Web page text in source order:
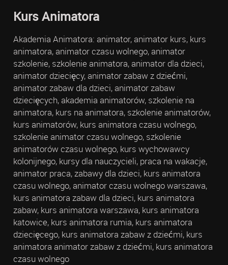
Kurs Animatora
Akademia Animatora: animator, animator kurs, kurs
animatora, animator czasu wolnego, animator
szkolenie, szkolenie animatora, animator dla dzieci,
animator dziecięcy, animator zabaw z dziećmi,
animator zabaw dla dzieci, animator zabaw
dziecięcych, akademia animatorów, szkolenie na
animatora, kurs na animatora, szkolenie animatorów,
kurs animatorów, kurs animatora czasu wolnego,
szkolenie animator czasu wolnego, szkolenie
animatorów czasu wolnego, kurs wychowawcy
kolonijnego, kursy dla nauczycieli, praca na wakacje,
animator praca, zabawy dla dzieci, kurs animatora
czasu wolnego, animator czasu wolnego warszawa,
kurs animatora zabaw dla dzieci, kurs animatora
zabaw, kurs animatora warszawa, kurs animatora
katowice, kurs animatora rumia, kurs animatora
dziecięcego, kurs animatora zabaw z dziećmi, kurs
animatora animator zabaw z dziećmi, kurs animatora
czasu wolnego